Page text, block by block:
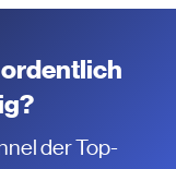
der Top-